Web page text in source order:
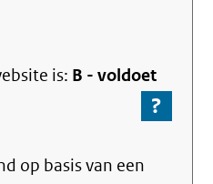
is: B -voldoet
?
Ga
op basis van een